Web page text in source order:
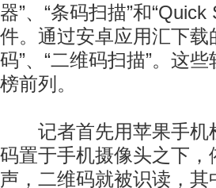
器”、“条码扫描”和
件。通过安卓应用汇下载
码”、“二维码扫描”。这
榜前列。
记者首先用苹果手机
码置于手机摄像头之下，
声，二维码就被识读，其